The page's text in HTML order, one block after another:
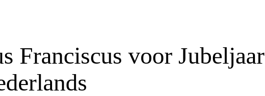
Franciscus voor Jubeljaar